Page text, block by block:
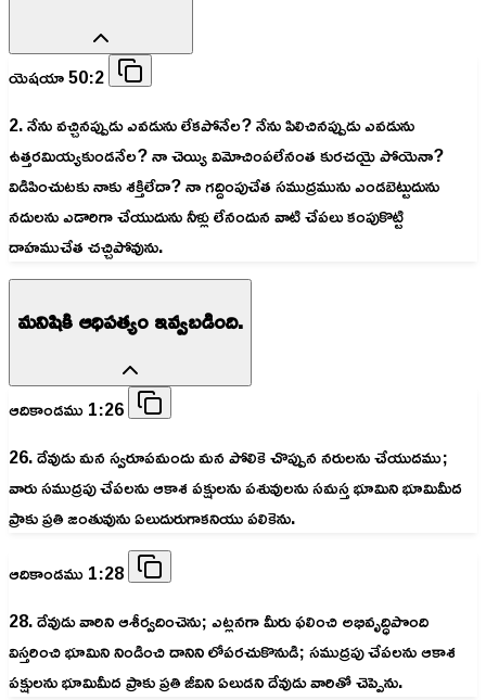
యెషయా 50:2
2. నేను వచ్చినప్పుడు ఎవడును లేకపోనేల? నేను పిలిచినప్పుడు ఎవడును
ఉత్తరమియ్యకుండనేల? నా చెయ్యి విమోచింపలేనంత కురచయై పోయెనా?
విడిపించుటకు నాకు శక్తిలేదా? నా గద్దింపుచేత సముద్రమును ఎండబెట్టుదును
నదులను ఎడారిగా చేయుదును నీళ్లు లేనందున వాటి చేపలు కంపుకొట్టి
దాహముచేత చచ్చిపోవును.
మనిషికి ఆధిపత్యం ఇవ్వబడింది.
ఆదికాండము 1:26
26. దేవుడు మన స్వరూపమందు మన పోలికె చొప్పున నరులను చేయుదము;
వారు సముద్రపు చేపలను ఆకాశ పక్షులను పశువులను సమస్త భూమిని భూమిమీద
ప్రాకు ప్రతి జంతువును ఏలుదురుగాకనియు పలికెను.
ఆదికాండము 1:28
28. దేవుడు వారిని ఆశీర్వదించెను; ఎట్లనగా మీరు ఫలించి అభివృద్ధిపొంది
విస్తరించి భూమిని నిండించి దానిని లోపరచుకొనుడి; సముద్రపు చేపలను ఆకాశ
పక్షులను భూమిమీద ప్రాకు ప్రతి జీవిని ఏలుడని దేవుడు వారితో చెప్పెను.